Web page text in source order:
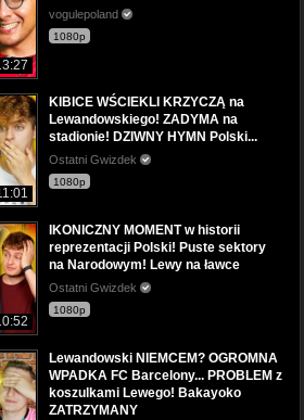
vogulepoland
1080p
KIBICE WŚCIEKLI KRZYCZĄ na
Lewandowskiego! ZADYMA na
stadionie! DZIWNY HYMN Polski...
Ostatni Gwizdek
1080p
IKONICZNY MOMENT w historii
reprezentacji Polski! Puste sektory
na Narodowym! Lewy na ławce
Ostatni Gwizdek
1080p
Lewandowski NIEMCEM? OGROMNA
WPADKA FC Barcelony... PROBLEM z
koszulkami Lewego! Bakayoko
ZATRZYMANY